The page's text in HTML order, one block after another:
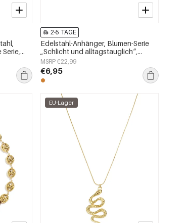
2-5 TAGE
Edelstahl-Anhänger, Blumen-Serie
„Schlicht und alltagstauglich“,
Damenschmuck
MSRP €22,99
€6,95
EU-Lager